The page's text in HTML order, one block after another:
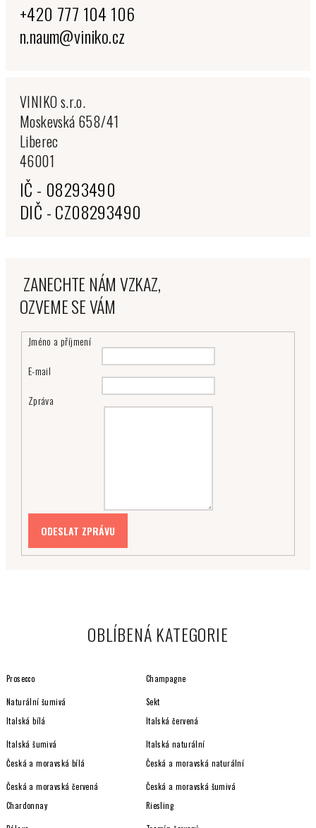
+420 777 104 106
n.naum@viniko.cz
VINIKO s.r.o.
Moskevská 658/41
Liberec
46001
IČ - 08293490
DIČ - CZ08293490
ZANECHTE NÁM VZKAZ,
OZVEME SE VÁM
Jméno a příjmení
E-mail
Zpráva
OBLÍBENÁ KATEGORIE
Prosecco Champagne
Naturální šumivá
Sekt
Italská bílá
Italská červená
Italská šumivá
Italská naturální
Česká a moravská bílá
Česká a moravská naturální
Česká a moravská červená
Česká a moravská šumivá
Chardonnay
Riesling